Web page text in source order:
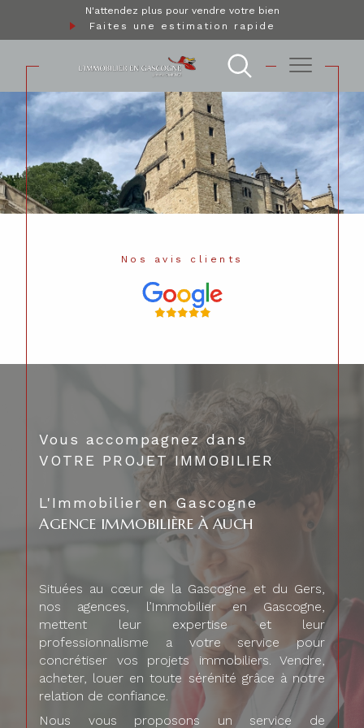
N'attendez plus pour vendre votre bien
Faites une estimation rapide
Nos avis clients
Vous accompagnez dans
VOTRE PROJET IMMOBILIER
L'Immobilier en Gascogne
AGENCE IMMOBILIÈRE À AUCH
Situées au cœur de la Gascogne et du Gers,
nos agences, l’Immobilier en Gascogne,
mettent leur expertise et leur
professionnalisme a votre service pour
concrétiser vos projets immobiliers. Vendre,
acheter, louer en toute sérénité grâce à notre
relation de confiance.
Nous vous proposons un service de